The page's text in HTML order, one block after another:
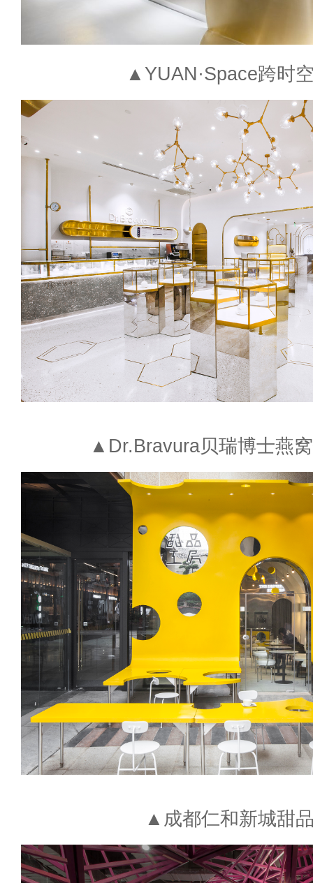
▲YUAN·Space跨时
▲Dr.Bravura贝瑞博士燕
▲成都仁和新城甜